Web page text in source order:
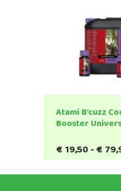
Atami B’cuzz
Booster
€ 19,50-€